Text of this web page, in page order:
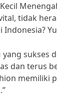
tidak
Indonesia?
yang sukses
dan terus
memiliki